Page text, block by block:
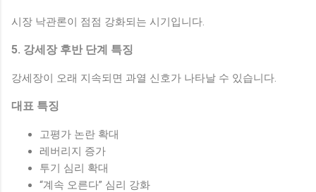
시장 낙관론이 점점 강화되는 시기입니다.
5. 강세장 후반 단계 특징
강세장이 오래 지속되면 과열 신호가 나타날 수 있습니다.
대표 특징
고평가 논란 확대
레버리지 증가
투기 심리 확대
“계속 오른다” 심리 강화